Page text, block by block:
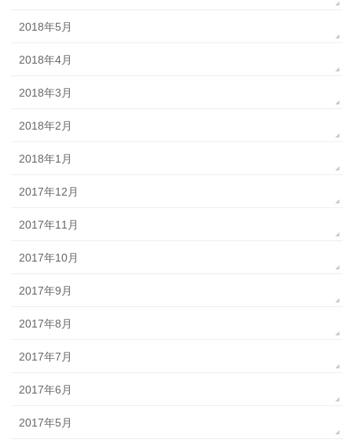
2018年5月
2018年4月
2018年3月
2018年2月
2018年1月
2017年12月
2017年11月
2017年10月
2017年9月
2017年8月
2017年7月
2017年6月
2017年5月